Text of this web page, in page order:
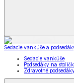
Sedacie vankúše a
Sedacie vankúše
Podsedáky na
Zdravotné